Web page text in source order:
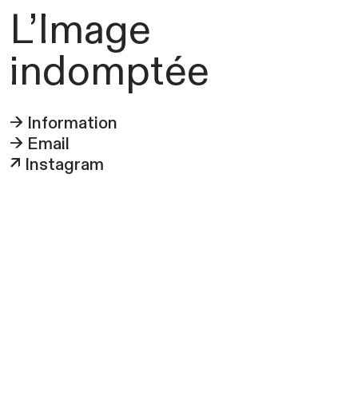
L’Image
indomptée
→ Information
→ Email
↗ Instagram